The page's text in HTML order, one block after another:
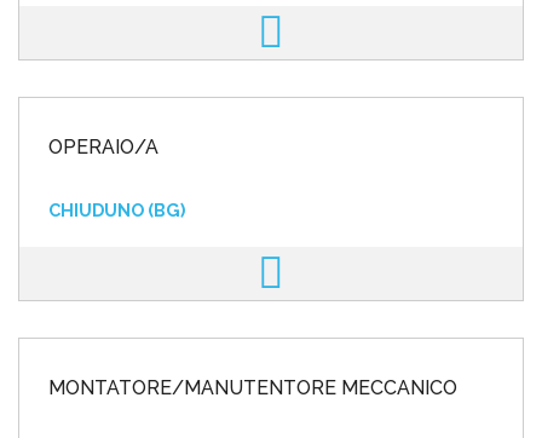
OPERAIO/A
CHIUDUNO (BG)
MONTATORE/MANUTENTORE MECCANICO